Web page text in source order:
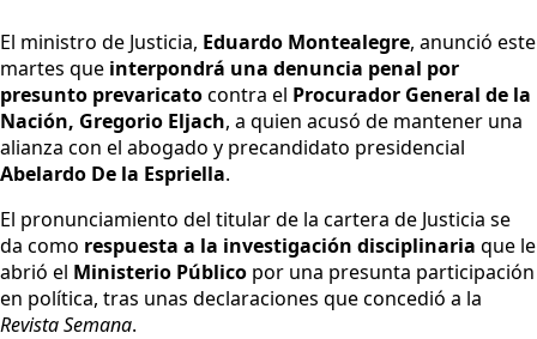
El ministro de Justicia, Eduardo Montealegre, anunció este
martes que interpondrá una denuncia penal por
presunto prevaricatocontra el Procurador General de la
Nación, Gregorio Eljach, a quien acusó de mantener una
alianza con el abogado y precandidato presidencial
Abelardo De la Espriella.
El pronunciamiento del titular de la cartera de Justicia se
da como respuesta a la investigación disciplinaria que le
abrió el Ministerio Público por una presunta participación
en política, tras unas declaraciones que concedió a la
Revista Semana.